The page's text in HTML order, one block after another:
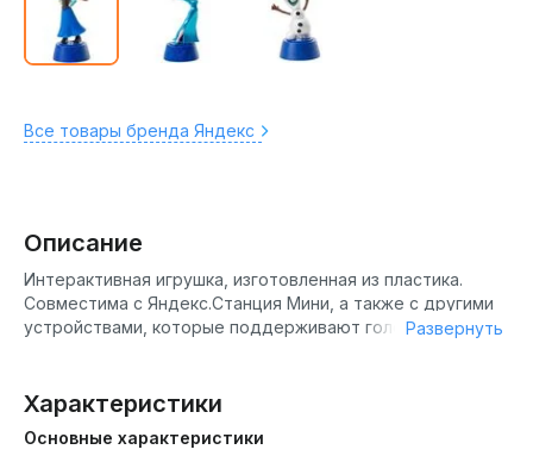
Все товары бренда Яндекс
Описание
Интерактивная игрушка, изготовленная из пластика.
Совместима с Яндекс.Станция Мини, а также с другими
устройствами, которые поддерживают голосовой
сказку (более 100 сказок), сыграет в игру, поставит
музыку из любимого мультфильма, с ней можно просто
Развернуть
Характеристики
Основные характеристики